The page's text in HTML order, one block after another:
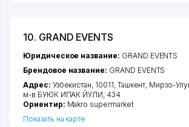
10. GRAND EVENTS
Юридическое название: GRAND EVENTS
Брендовое название: GRAND EVENTS
Адрес: Узбекистан, 10011, Ташкент Мирзо-
м-в БУЮК ИПАК ЙУЛИ , 434
Ориентир: Makro supermarket
Показать на карте